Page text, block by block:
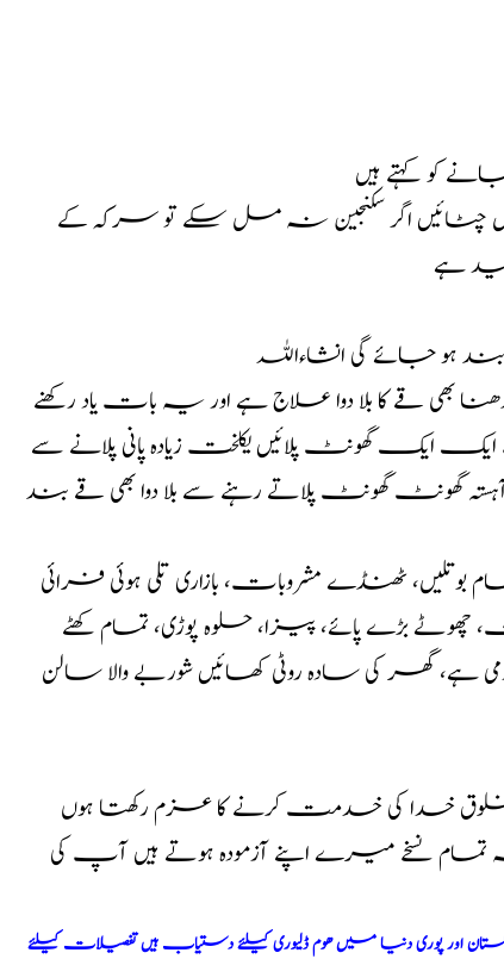
کو کہتے ہیں
گرام کو سرکہ کی سکنجین 24 گرام میں چٹائیں اگر سکنجین نہ مل سکے تو سرکہ کے
ہے
ہو جائے گی انشاءاللہ
قے کا بلا دوا علاج ہے اور یہ بات یاد رکھنے
ایک گھونٹ پلائیں یکلخت زیادہ پانی پلانے سے
گھونٹ گھونٹ پلاتے رہنے سے بلا دوا بھی قے بند
ٹھنڈے مشروبات، بازاری تلی ہوئی فرائی
چھوٹے بڑے پائے، پیزا، حلوہ پوڑی، تمام کھٹے
ہے، گھر کی سادہ روٹی کھائیں شوربے والا سالن
خدا کی خدمت کرنے کا عزم رکھتا ہوں
تمام نسخے میرے اپنے آزمودہ ہوتے ہیں آپ کی
اور پوری دنیا میں ھوم ڈلیوری کیلئے دستیاب ہیں تفصیلات کیلئے